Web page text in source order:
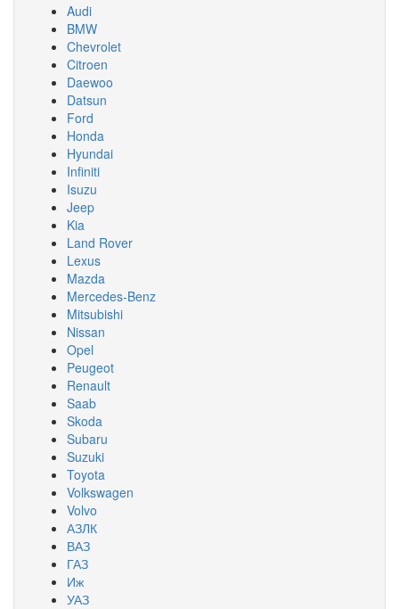
Audi
BMW
Chevrolet
Citroen
Daewoo
Datsun
Ford
Honda
Hyundai
Infiniti
Isuzu
Jeep
Kia
Land Rover
Lexus
Mazda
Mercedes-Benz
Mitsubishi
Nissan
Opel
Peugeot
Renault
Saab
Skoda
Subaru
Suzuki
Toyota
Volkswagen
Volvo
АЗЛК
ВАЗ
ГАЗ
Иж
УАЗ